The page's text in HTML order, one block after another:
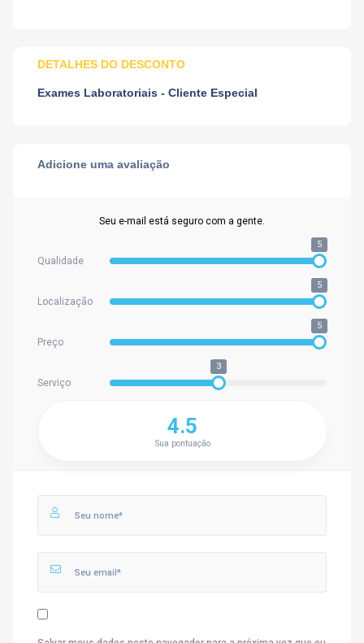
DETALHES DO DESCONTO
Exames Laboratoriais - Cliente Especial
Adicione uma avaliação
Seu e-mail está seguro com a gente.
Qualidade
5
Localização
5
Preço
5
Serviço
3
4.5
Sua pontuação